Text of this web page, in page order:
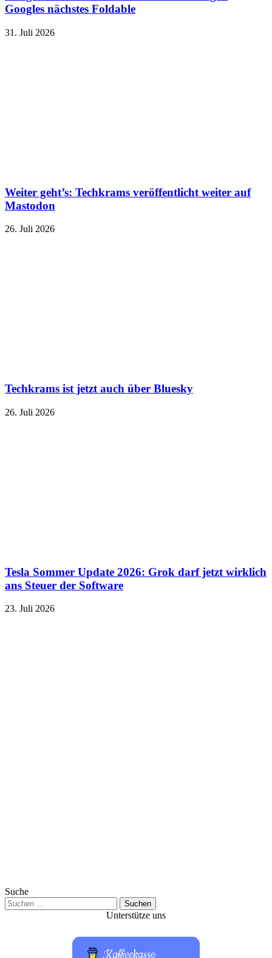
Googles nächstes Foldable
31. Juli 2026
Weiter geht’s: Techkrams veröffentlicht weiter auf
Mastodon
26. Juli 2026
Techkrams ist jetzt auch über Bluesky
26. Juli 2026
Tesla Sommer Update 2026: Grok darf jetzt wirklich
ans Steuer der Software
23. Juli 2026
Suche
Suchen
nach:
Unterstütze uns